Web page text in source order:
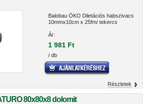
Balobau ÖKO Diletációs habszivacs
10mmx10cm x 25fm/ tekercs
Ár:
1 981 Ft
/ db
Részletek
80x80x8 dolomit